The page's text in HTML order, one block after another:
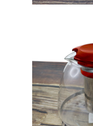
請求用戶進行身份認證。